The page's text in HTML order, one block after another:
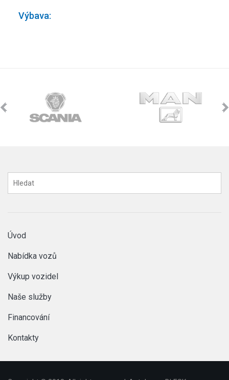
Výbava:
Úvod
Nabídka vozů
Výkup vozidel
Naše služby
Financování
Kontakty